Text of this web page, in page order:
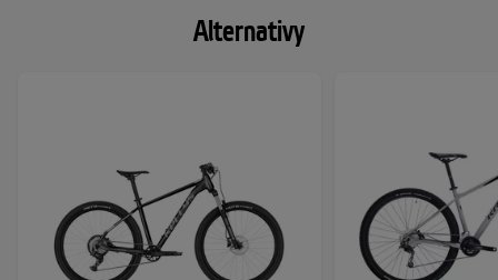
Alternativy